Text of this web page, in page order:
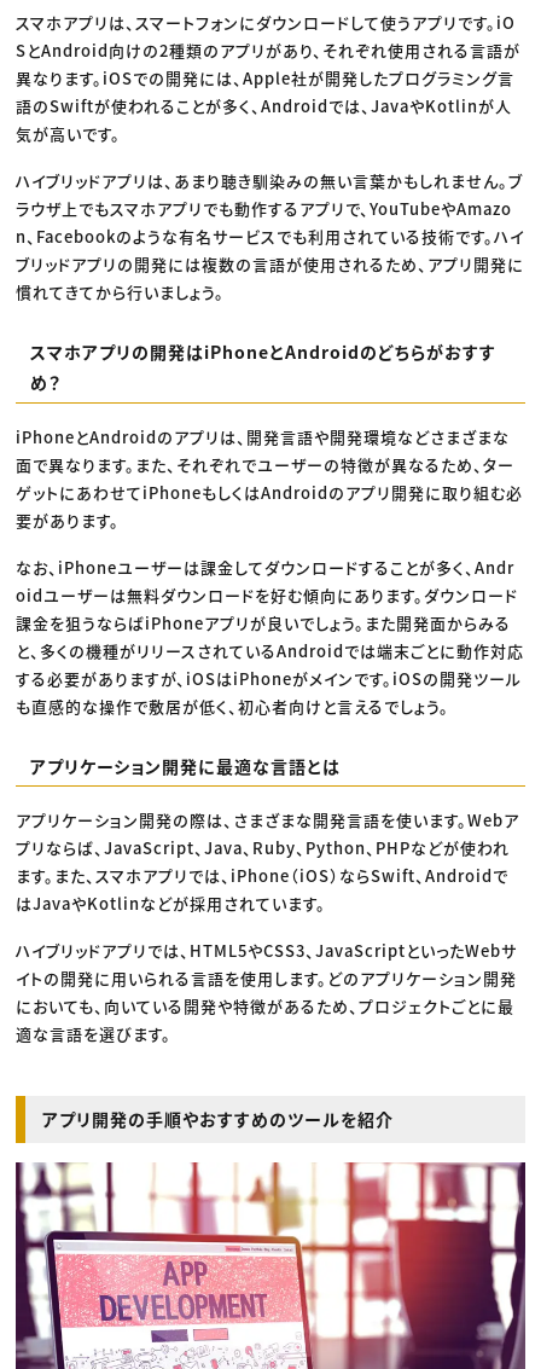
スマホアプリは、スマートフォンにダウンロードして使うアプリです。iO
SとAndroid向けの2種類のアプリがあり、それぞれ使用される言語が
異なります。iOSでの開発には、Apple社が開発したプログラミング言
語のSwiftが使われることが多く、Androidでは、JavaやKotlinが人
気が高いです。
ハイブリッドアプリは、あまり聴き馴染みの無い言葉かもしれません。ブ
ラウザ上でもスマホアプリでも動作するアプリで、YouTubeやAmazo
n、Facebookのような有名サービスでも利用されている技術です。ハイ
ブリッドアプリの開発には複数の言語が使用されるため、アプリ開発に
慣れてきてから行いましょう。
スマホアプリの開発はiPhoneとAndroidのどちらがおすす
め？
iPhoneとAndroidのアプリは、開発言語や開発環境などさまざまな
面で異なります。また、それぞれでユーザーの特徴が異なるため、ター
ゲットにあわせてiPhoneもしくはAndroidのアプリ開発に取り組む必
要があります。
なお、iPhoneユーザーは課金してダウンロードすることが多く、Andr
oidユーザーは無料ダウンロードを好む傾向にあります。ダウンロード
課金を狙うならばiPhoneアプリが良いでしょう。また開発面からみる
と、多くの機種がリリースされているAndroidでは端末ごとに動作対応
する必要がありますが、iOSはiPhoneがメインです。iOSの開発ツール
も直感的な操作で敷居が低く、初心者向けと言えるでしょう。
アプリケーション開発に最適な言語とは
アプリケーション開発の際は、さまざまな開発言語を使います。Webア
プリならば、JavaScript、Java、Ruby、Python、PHPなどが使われ
ます。また、スマホアプリでは、iPhone（iOS）ならSwift、Androidで
はJavaやKotlinなどが採用されています。
ハイブリッドアプリでは、HTML5やCSS3、JavaScriptといったWebサ
イトの開発に用いられる言語を使用します。どのアプリケーション開発
においても、向いている開発や特徴があるため、プロジェクトごとに最
適な言語を選びます。
アプリ開発の手順やおすすめのツールを紹介